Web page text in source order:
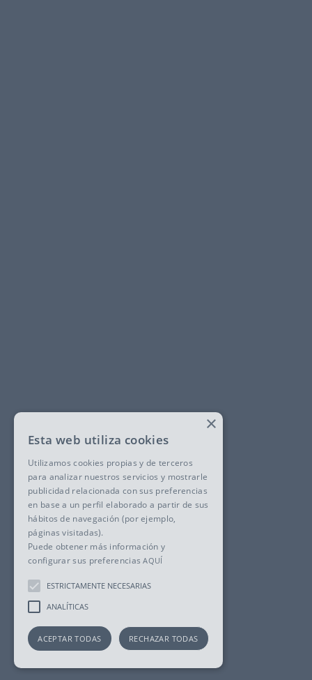
×
Esta web utiliza cookies
Utilizamos cookies propias y de terceros
para analizar nuestros servicios y mostrarle
publicidad relacionada con sus preferencias
en base a un perfil elaborado a partir de sus
hábitos de navegación (por ejemplo,
páginas visitadas).
Puede obtener más información y
configurar sus preferenciasAQUÍ
ESTRICTAMENTE NECESARIAS
ANALÍTICAS
ACEPTAR TODAS RECHAZAR TODAS